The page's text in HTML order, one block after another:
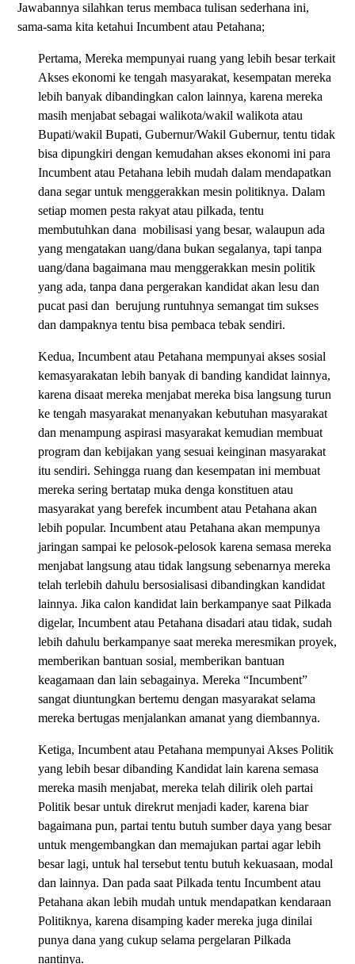
Jawabannya silahkan terus membaca tulisan sederhana ini,
sama-sama kita ketahui Incumbent atau Petahana;
Pertama, Mereka mempunyai ruang yang lebih besar terkait
Akses ekonomi ke tengah masyarakat, kesempatan mereka
lebih banyak dibandingkan calon lainnya, karena mereka
masih menjabat sebagai walikota/wakil walikota atau
Bupati/wakil Bupati, Gubernur/Wakil Gubernur, tentu tidak
bisa dipungkiri dengan kemudahan akses ekonomi ini para
Incumbent atau Petahana lebih mudah dalam mendapatkan
dana segar untuk menggerakkan mesin politiknya. Dalam
setiap momen pesta rakyat atau pilkada, tentu
membutuhkan dana mobilisasi yang besar, walaupun ada
yang mengatakan uang/dana bukan segalanya, tapi tanpa
uang/dana bagaimana mau menggerakkan mesin politik
yang ada, tanpa dana pergerakan kandidat akan lesu dan
pucat pasi dan berujung runtuhnya semangat tim sukses
dan dampaknya tentu bisa pembaca tebak sendiri.
Kedua, Incumbent atau Petahana mempunyai akses sosial
kemasyarakatan lebih banyak di banding kandidat lainnya,
karena disaat mereka menjabat mereka bisa langsung turun
ke tengah masyarakat menanyakan kebutuhan masyarakat
dan menampung aspirasi masyarakat kemudian membuat
program dan kebijakan yang sesuai keinginan masyarakat
itu sendiri. Sehingga ruang dan kesempatan ini membuat
mereka sering bertatap muka denga konstituen atau
masyarakat yang berefek incumbent atau Petahana akan
lebih popular. Incumbent atau Petahana akan mempunya
jaringan sampai ke pelosok-pelosok karena semasa mereka
menjabat langsung atau tidak langsung sebenarnya mereka
telah terlebih dahulu bersosialisasi dibandingkan kandidat
lainnya. Jika calon kandidat lain berkampanye saat Pilkada
digelar, Incumbent atau Petahana disadari atau tidak, sudah
lebih dahulu berkampanye saat mereka meresmikan proyek,
memberikan bantuan sosial, memberikan bantuan
keagamaan dan lain sebagainya. Mereka “Incumbent”
sangat diuntungkan bertemu dengan masyarakat selama
mereka bertugas menjalankan amanat yang diembannya.
Ketiga, Incumbent atau Petahana mempunyai Akses Politik
yang lebih besar dibanding Kandidat lain karena semasa
mereka masih menjabat, mereka telah dilirik oleh partai
Politik besar untuk direkrut menjadi kader, karena biar
bagaimana pun, partai tentu butuh sumber daya yang besar
untuk mengembangkan dan memajukan partai agar lebih
besar lagi, untuk hal tersebut tentu butuh kekuasaan, modal
dan lainnya. Dan pada saat Pilkada tentu Incumbent atau
Petahana akan lebih mudah untuk mendapatkan kendaraan
Politiknya, karena disamping kader mereka juga dinilai
punya dana yang cukup selama pergelaran Pilkada
nantinya.